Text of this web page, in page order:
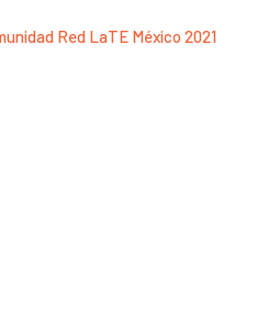
Red LaTE México 2021